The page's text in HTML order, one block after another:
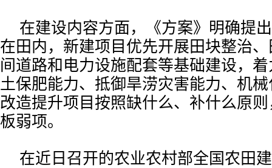
在建设内容方面，《方案》明确提
在田内，新建项目优先开展田块整治
间道路和电力设施配套等基础建设，
土保肥能力、抵御旱涝灾害能力、机
改造提升项目按照缺什么、补什么原
板弱项。
在近日召开的农业农村部全国农田